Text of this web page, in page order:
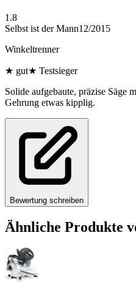
1.8
Selbst ist der Mann12/2015
Winkeltrenner
★ gut★ Testsieger
Solide aufgebaute, präzise Säge
Gehrung etwas kipplig.
Bewertung schreiben
Ähnliche Produkte